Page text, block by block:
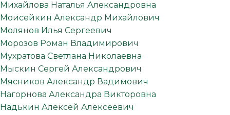
Михайлова Наталья Александровна
Моисейкин Александр Михайлович
Молянов Илья Сергеевич
Морозов Роман Владимирович
Мухратова Светлана Николаевна
Мыскин Сергей Александрович
Мясников Александр Вадимович
Нагорнова Александра Викторовна
Надькин Алексей Алексеевич